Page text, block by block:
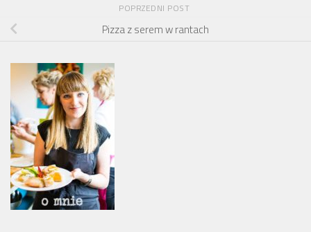
POPRZEDNI POST
Pizza z serem w rantach